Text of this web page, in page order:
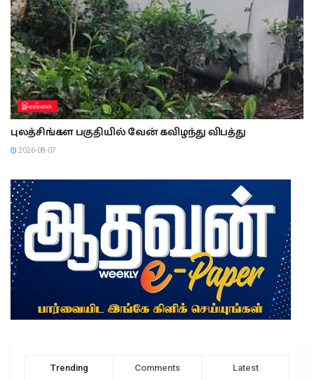
இலங்கை
புலத்சிங்கள பகுதியில் வேன் கவிழந்து விபத்து
2026-08-07
Trending Comments Latest